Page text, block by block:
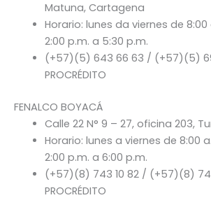
Matuna, Cartagena
Horario: lunes da viernes de 8:00
2:00 p.m. a 5:30 p.m.
(+57)(5) 643 66 63 / (+57)(5)
PROCRÉDITO
FENALCO BOYACÁ
Calle 22 N° 9 – 27, oficina 203,
Horario: lunes a viernes de 8:00
2:00 p.m. a 6:00 p.m.
(+57)(8) 743 10 82 / (+57)(8)
PROCRÉDITO